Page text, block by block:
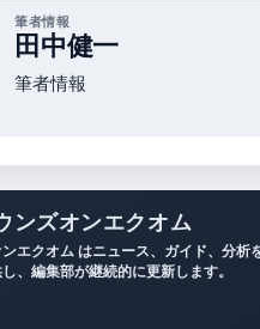
筆者情報
田中健一
筆者情報
ンズオンエクオム
エクオム はニュース、ガイド、分析
、編集部が継続的に更新します。